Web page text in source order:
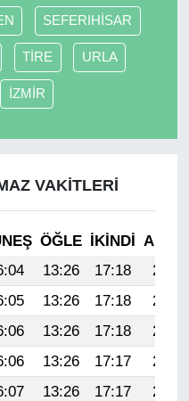
SEFERIHİSAR
TİRE URLA
İZMİR
VAKITLERI
ÖĞLE İKINDI
13:26 17:18
20:39
13:26 17:18
20:38
13:26 17:18
20:37
13:26 17:17
20:36
13:26 17:17
20:35